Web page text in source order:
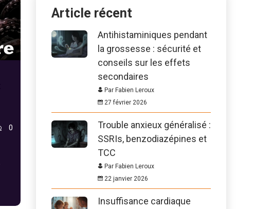
0
Article récent
Antihistaminiques pendant
la grossesse : sécurité et
conseils sur les effets
secondaires
Par Fabien Leroux
27 février 2026
Trouble anxieux généralisé :
SSRIs, benzodiazépines et
TCC
Par Fabien Leroux
22 janvier 2026
Insuffisance cardiaque